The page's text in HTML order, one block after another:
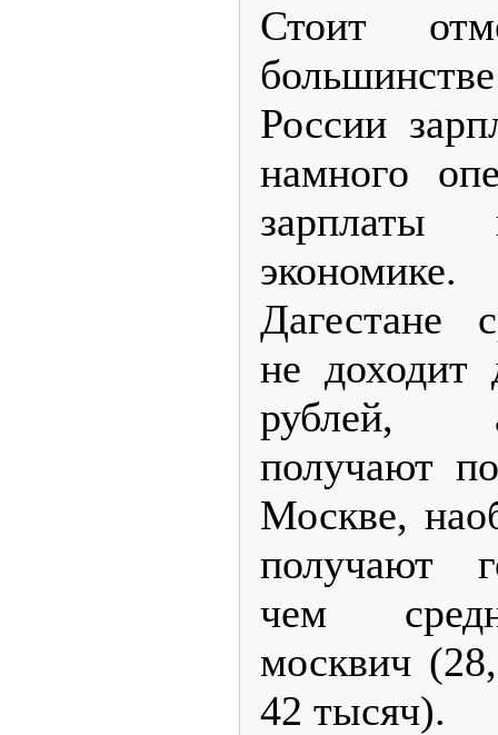
Стоит
России
намного
Дагестане
не доходит
рублей,
получают
Москве,
получают
чем
москвич
42 тысяч).